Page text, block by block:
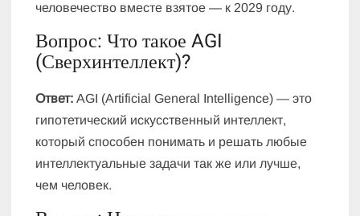
человечество вместе взятое — к 2029 году.
Вопрос: Что такое AGI
(Сверхинтеллект)?
Ответ: AGI (Artificial General Intelligence) — это
гипотетический искусственный интеллект,
который способен понимать и решать любые
интеллектуальные задачи так же или лучше,
чем человек.